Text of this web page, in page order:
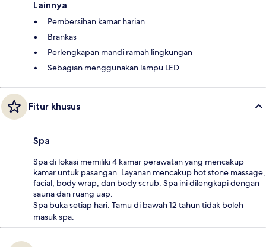
Lainnya
Pembersihan kamar harian
Brankas
Perlengkapan mandi ramah lingkungan
Sebagian menggunakan lampu LED
Fitur khusus
Spa
Spa di lokasi memiliki 4 kamar perawatan yang mencakup
kamar untuk pasangan. Layanan mencakup hot stone massage,
facial, body wrap, dan body scrub. Spa ini dilengkapi dengan
sauna dan ruang uap.
Spa buka setiap hari. Tamu di bawah 12 tahun tidak boleh
masuk spa.